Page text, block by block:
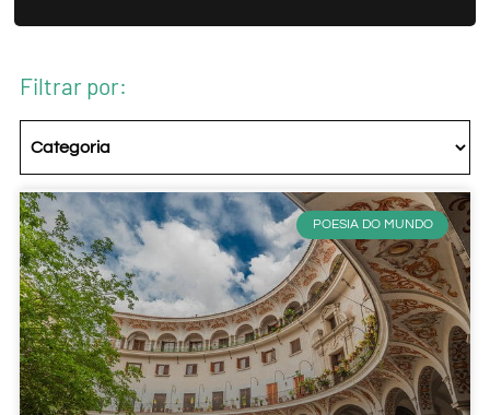
Filtrar por:
POESIA DO MUNDO